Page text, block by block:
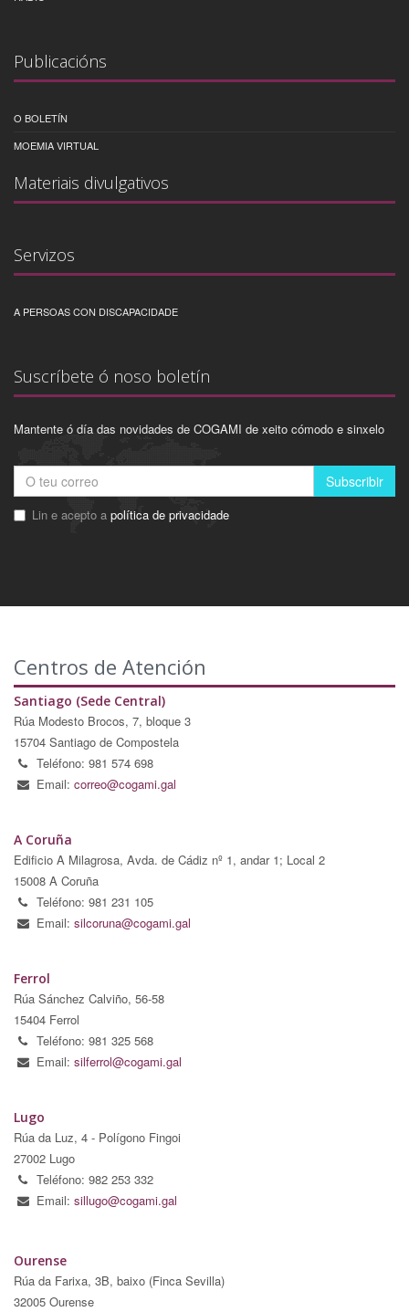
Publicacións
O BOLETÍN
MOEMIA VIRTUAL
Materiais divulgativos
Servizos
A PERSOAS CON DISCAPACIDADE
Suscríbete ó noso boletín
Mantente ó día das novidades de COGAMI de xeito cómodo e sinxelo
Subscribir
Lin e acepto a política de privacidade
Centros de Atención
Santiago (Sede Central)
Rúa Modesto Brocos, 7, bloque 3
15704 Santiago de Compostela
Teléfono: 981 574 698
Email: correo@cogami.gal
A Coruña
Edificio A Milagrosa, Avda. de Cádiz nº 1, andar 1; Local 2
15008 A Coruña
Teléfono: 981 231 105
Email: silcoruna@cogami.gal
Ferrol
Rúa Sánchez Calviño, 56-58
15404 Ferrol
Teléfono: 981 325 568
Email: silferrol@cogami.gal
Lugo
Rúa da Luz, 4 - Polígono Fingoi
27002 Lugo
Teléfono: 982 253 332
Email: sillugo@cogami.gal
Ourense
Rúa da Farixa, 3B, baixo (Finca Sevilla)
32005 Ourense